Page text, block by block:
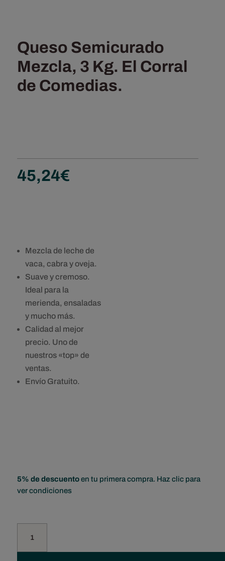
Queso Semicurado
Mezcla, 3 Kg. El Corral
de Comedias.
45,24€
Mezcla de leche de
vaca, cabra y oveja.
Suave y cremoso.
Ideal para la
merienda, ensaladas
y mucho más.
Calidad al mejor
precio. Uno de
nuestros «top» de
ventas.
Envío Gratuito.
5% de descuentoen tu primera compra. Haz clic para
ver condiciones
Semicurado
Mezcla,